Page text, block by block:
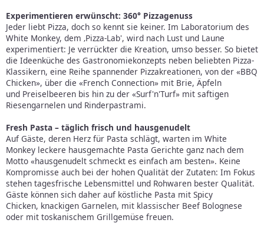
Experimentieren erwünscht: 360° Pizzagenuss
Jeder liebt Pizza, doch so kennt sie keiner. Im Laboratorium des
White Monkey, dem ‚Pizza-Lab', wird nach Lust und Laune
experimentiert: Je verrückter die Kreation, umso besser. So bietet
die Ideenküche des Gastronomiekonzepts neben beliebten Pizza-
Klassikern, eine Reihe spannender Pizzakreationen, von der «BBQ
Chicken», über die «French Connection» mit Brie, Äpfeln
und Preiselbeeren bis hin zu der «Surf'n'Turf» mit saftigen
Riesengarnelen und Rinderpastrami.
Fresh Pasta – täglich frisch und hausgenudelt
Auf Gäste, deren Herz für Pasta schlägt, warten im White
Monkey leckere hausgemachte Pasta Gerichte ganz nach dem
Motto «hausgenudelt schmeckt es einfach am besten». Keine
Kompromisse auch bei der hohen Qualität der Zutaten: Im Fokus
stehen tagesfrische Lebensmittel und Rohwaren bester Qualität.
Gäste können sich daher auf köstliche Pasta mit Spicy
Chicken, knackigen Garnelen, mit klassischer Beef Bolognese
oder mit toskanischem Grillgemüse freuen.